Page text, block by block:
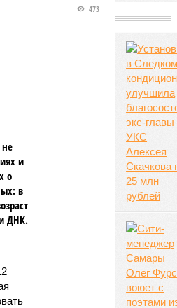
473
и
о
в
ДНК.